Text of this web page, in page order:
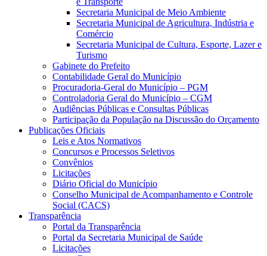
Secretaria Municipal de Meio Ambiente
Secretaria Municipal de Agricultura, Indústria e
Comércio
Secretaria Municipal de Cultura, Esporte, Lazer e
Turismo
Gabinete do Prefeito
Contabilidade Geral do Município
Procuradoria-Geral do Município – PGM
Controladoria Geral do Município – CGM
Audiências Públicas e Consultas Públicas
Participação da População na Discussão do Orçamento
Publicações Oficiais
Leis e Atos Normativos
Concursos e Processos Seletivos
Convênios
Licitações
Diário Oficial do Município
Conselho Municipal de Acompanhamento e Controle
Social (CACS)
Transparência
Portal da Transparência
Portal da Secretaria Municipal de Saúde
Licitações